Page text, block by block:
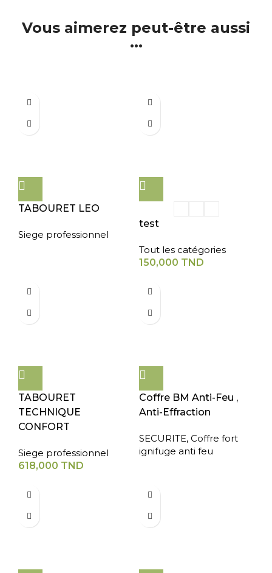
Vous aimerez peut-être aussi
...
TABOURET LEO
Siege professionnel
test
Tout les catégories
150,000 TND
TABOURET
TECHNIQUE
CONFORT
Siege professionnel
618,000 TND
Coffre BM Anti-Feu ,
Anti-Effraction
SECURITE, Coffre fort
ignifuge anti feu